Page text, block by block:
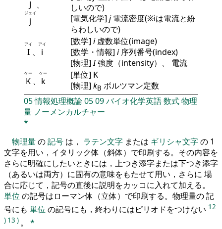
J 、
j
ジェイ
しいので)
[電気化学] j電流密度(※iは電流と紛
らわしいので)
I
アイ
、 i
アイ [数学] i虚数単位(image)
[数学・情報] i序列番号(index)
[物理]I強度（intensity）、 電流
K
ケー
、 k
ケー
[単位] K
[物理] kB ボルツマン定数
05情報処理概論0509バイオ化学英語数式物理
量 ノーメンカルチャー
*
物理量の記号 は， ラテン文字 または ギリシャ文字の 1
文字を用い，イタリック体（斜体）で印刷する。その内容を
さらに明確にしたいときには，上つき添字または下つき添字
（あるいは両方）に固有の意味をもたせて用い，さらに 場
合に応じて，記号の直後に説明をカッコに入れて加える。
単位 の記号はローマン体（立体）で印刷する。物理量の 記
号にも 単位 の記号にも，終わりにはピリオドをつけない 12
) 13 ) 。 *